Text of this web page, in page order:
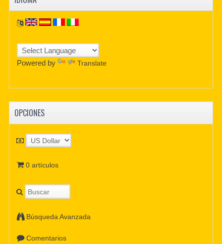
Powered by Translate
OPCIONES
0 artículos
Búsqueda Avanzada
Comentarios